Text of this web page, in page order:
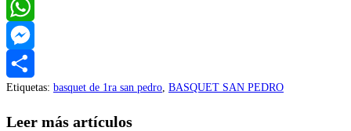
Twitter
WhatsApp
Messenger
Compartir
Etiquetas: basquet de 1ra san pedro, BASQUET SAN PEDRO
Leer más artículos